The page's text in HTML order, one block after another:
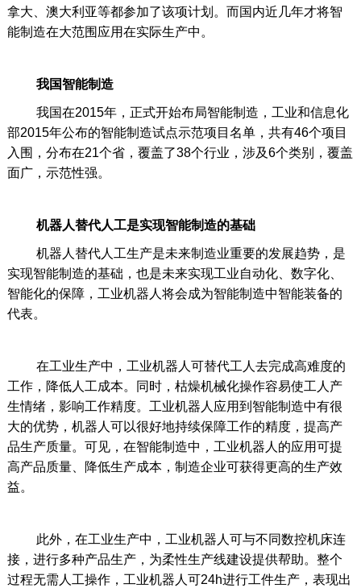
拿大、澳大利亚等都参加了该项计划。而国内近几年才将智
能制造在大范围应用在实际生产中。
我国智能制造
我国在2015年，正式开始布局智能制造，工业和信息化
部2015年公布的智能制造试点示范项目名单，共有46个项目
入围，分布在21个省，覆盖了38个行业，涉及6个类别，覆盖
面广，示范性强。
机器人替代人工是实现智能制造的基础
机器人替代人工生产是未来制造业重要的发展趋势，是
实现智能制造的基础，也是未来实现工业自动化、数字化、
智能化的保障，工业机器人将会成为智能制造中智能装备的
代表。
在工业生产中，工业机器人可替代工人去完成高难度的
工作，降低人工成本。同时，枯燥机械化操作容易使工人产
生情绪，影响工作精度。工业机器人应用到智能制造中有很
大的优势，机器人可以很好地持续保障工作的精度，提高产
品生产质量。可见，在智能制造中，工业机器人的应用可提
高产品质量、降低生产成本，制造企业可获得更高的生产效
益。
此外，在工业生产中，工业机器人可与不同数控机床连
接，进行多种产品生产，为柔性生产线建设提供帮助。整个
过程无需人工操作，工业机器人可24h进行工件生产，表现出